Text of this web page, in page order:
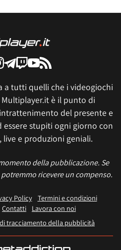
a tutti quelli che i videogiochi
è il punto di
del presente e
stupiti ogni giorno con
live e produzioni geniali.
della pubblicazione. Se
ricevere un compenso.
Policy
Termini e condizioni
Contatti
Lavora con noi
tracciamento della pubblicità